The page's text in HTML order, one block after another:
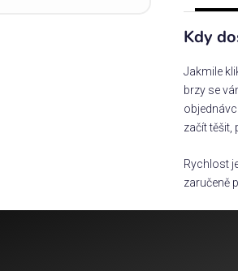
Kdy
Jakmile
brzy se
začít těšit,
Rychlost
zaručeně